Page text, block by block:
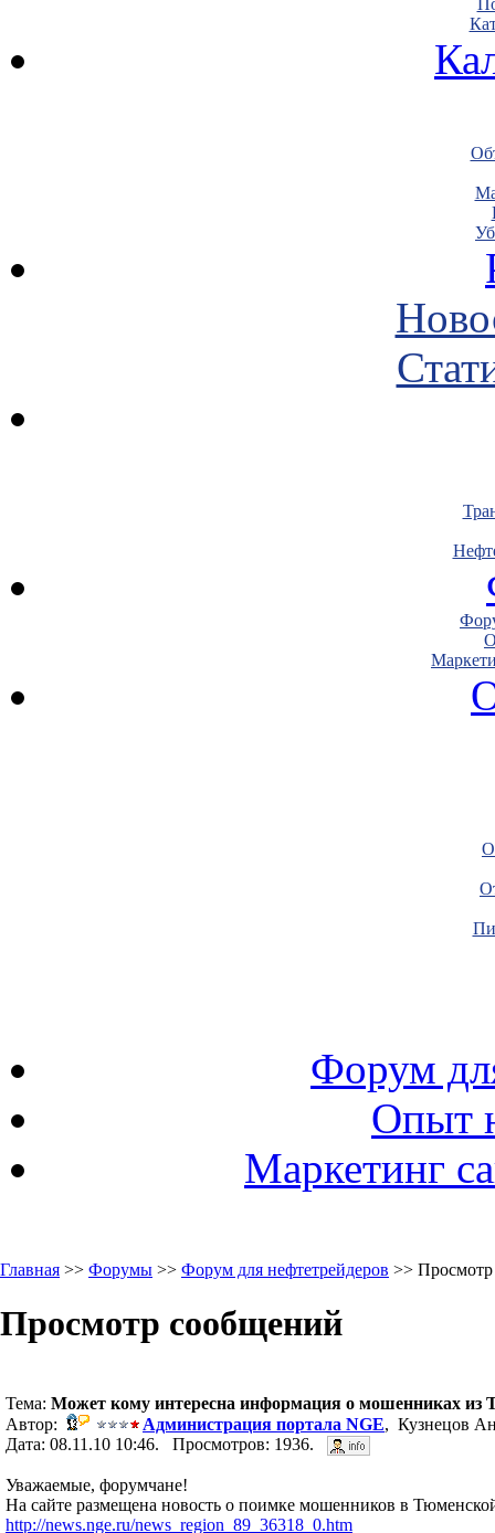
Форум
Опыт
Маркетинг
Главная >> Форумы >> Форум для нефтетрейдеров >>
Просмотр сообщений
Тема: Может кому интересна информация о мошенниках из
Автор:
Администрация портала NGE, Кузнецов
Дата: 08.11.10 10:46. Просмотров: 1936.
Уважаемые, форумчане!
На сайте размещена новость о поимке мошенников в
http://news.nge.ru/news_region_89_36318_0.htm